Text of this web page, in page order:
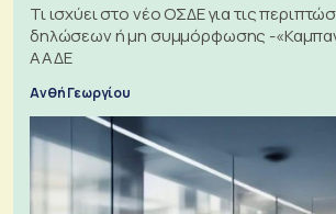
Τι ισχύει στο νέο ΟΣΔΕ για τις
δηλώσεων ή μη συμμόρφωσης -
ΑΑΔΕ
Ανθή Γεωργίου